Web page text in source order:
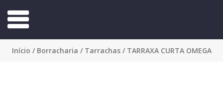
Início / Borracharia / Tarrachas/ TARRAXA CURTA OMEGA